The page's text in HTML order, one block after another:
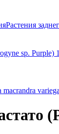
Растения
sp. Purple)